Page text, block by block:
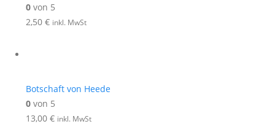
0 von 5
2,50 € inkl. MwSt
Botschaft von Heede
0 von 5
13,00 € inkl. MwSt